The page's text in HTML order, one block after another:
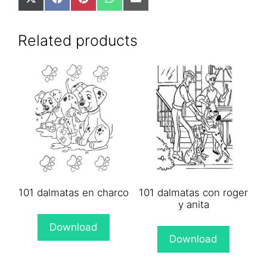
on
(Twitter)
on
on
on
on
Related products
101 dalmatas en charco
Download
101 dalmatas con roger
y anita
Download